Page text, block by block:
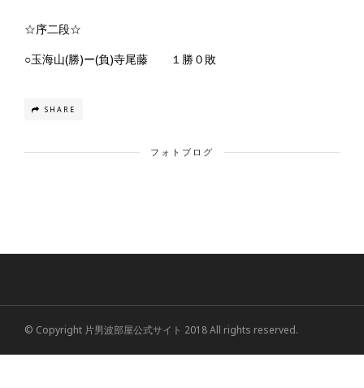
☆序二段☆
○玉海山(勝)ー(負)寺尾藤 １勝０敗
SHARE
フォトブログ
© Copyright 片男波部屋公式サイト 2018 All rights reserved.